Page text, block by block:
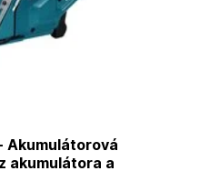
Akumulátorová
akumulátora a